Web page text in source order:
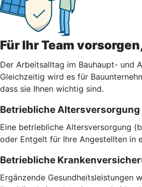
Für Ihr Team
Der Arbeitsalltag im Bauhaupt- und
Gleichzeitig wird es für
dass sie Ihnen wichtig sind.
Betriebliche Altersversorgung
Eine betriebliche Altersversorgung
oder Entgelt für Ihre Angestellten in
Betriebliche
Ergänzende Gesundheitsleistungen